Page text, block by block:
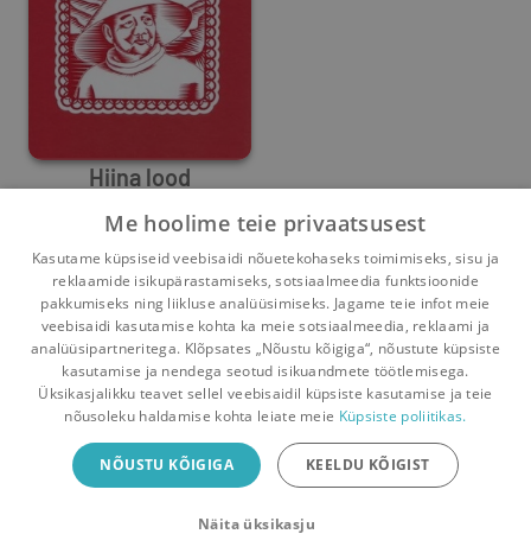
Hiina lood
Shen Shixi
1 0
Pealehele Ostukorv Sõnumid Teated Konto
Raamatuvahetuse mobiiliäpp
Vaheta raamatuid veelgi mugavamalt!
Me hoolime teie privaatsusest
Kasutame küpsiseid veebisaidi nõuetekohaseks toimimiseks, sisu ja
reklaamide isikupärastamiseks, sotsiaalmeedia funktsioonide
pakkumiseks ning liikluse analüüsimiseks. Jagame teie infot meie
veebisaidi kasutamise kohta ka meie sotsiaalmeedia, reklaami ja
analüüsipartneritega. Klõpsates „Nõustu kõigiga“, nõustute küpsiste
kasutamise ja nendega seotud isikuandmete töötlemisega.
Üksikasjalikku teavet sellel veebisaidil küpsiste kasutamise ja teie
nõusoleku haldamise kohta leiate meie Küpsiste poliitikas.
NÕUSTU KÕIGIGA KEELDU KÕIGIST
Näita üksikasju